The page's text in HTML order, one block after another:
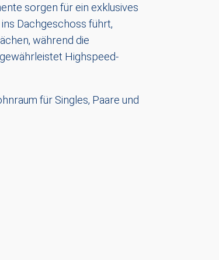
sorgen für ein exklusives
Dachgeschoss führt,
während die
Highspeed-
für Singles, Paare und